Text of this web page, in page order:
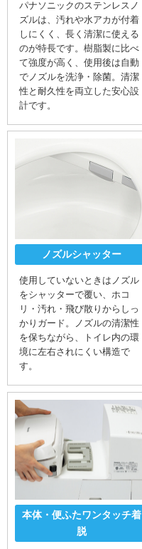
パナソニックのステンレスノ
ズルは、汚れや水アカが付着
しにくく、長く清潔に使える
のが特長です。樹脂製に比べ
て強度が高く、使用後は自動
でノズルを洗浄・除菌。清潔
性と耐久性を両立した安心設
計です。
ノズルシャッター
使用していないときはノズル
をシャッターで覆い、ホコ
リ・汚れ・飛び散りからしっ
かりガード。ノズルの清潔性
を保ちながら、トイレ内の環
境に左右されにくい構造で
す。
本体・便ふたワンタッチ着
脱